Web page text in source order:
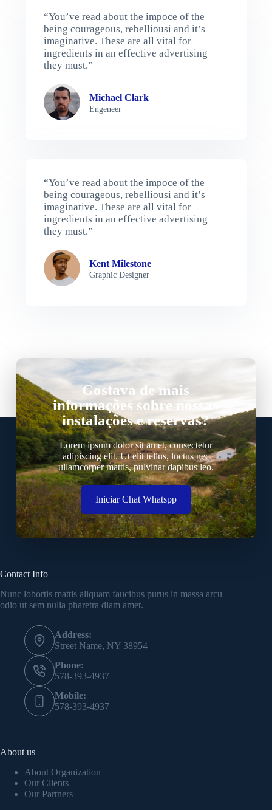
“You’ve read about the impoce of the
being courageous, rebelliousi and it’s
imaginative. These are all vital for
ingredients in an effective advertising
they must.”
Michael Clark
Engeneer
“You’ve read about the impoce of the
being courageous, rebelliousi and it’s
imaginative. These are all vital for
ingredients in an effective advertising
they must.”
Kent Milestone
Graphic Designer
Gostava de mais
informações sobre nossas
instalações e reservas?
Lorem ipsum dolor sit amet, consectetur
adipiscing elit. Ut elit tellus, luctus nec
ullamcorper mattis, pulvinar dapibus leo.
Iniciar Chat Whatspp
Contact Info
Nunc lobortis mattis aliquam faucibus purus in massa arcu
odio ut sem nulla pharetra diam amet.
Address:
Street Name, NY 38954
Phone:
578-393-4937
Mobile:
578-393-4937
About us
About Organization
Our Clients
Our Partners